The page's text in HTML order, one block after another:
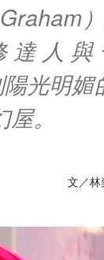
達人
光明
。
文／